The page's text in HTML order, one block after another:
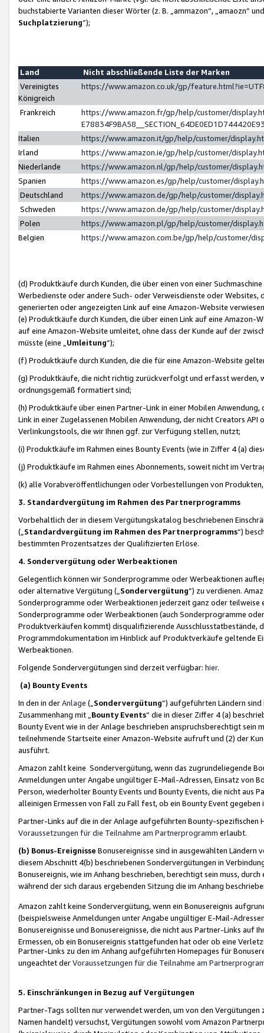
buchstabierte Varianten dieser Wörter (z. B. „ammazon“, „amaozn“
Suchplatzierung”);
Land
Nicht abschließende Liste der Marken
Vereinigtes
Königreich
https://www.amazon.co.uk/gp/
Frankreich
https://www.amazon.fr/gp/help/customer/
Italien
https://www.amazon.it/gp/help/customer/
Irland
https://www.amazon.ie/gp/help/customer/
Niederlande
https://www.amazon.nl/gp/help/customer/
Spanien
https://www.amazon.es/gp/help/customer/
Deutschland
https://www.amazon.de/gp/help/customer/
Schweden
https://www.amazon.de/gp/help/customer/
Polen
https://www.amazon.pl/gp/help/customer/
Belgien
https://www.amazon.com.be/gp/help/customer/
(d) Produktkäufe durch Kunden, die über einen von einer
Werbedienste oder andere Such- oder Verweisdienste oder Websites,
generierten oder angezeigten Link auf eine Amazon-Website
(e) Produktkäufe durch Kunden, die über einen Link auf eine
auf eine Amazon-Website umleitet, ohne dass der Kunde auf der
müsste (eine „ Umleitung“);
(f) Produktkäufe durch Kunden, die die für eine Amazon-Website
(g) Produktkäufe, die nicht richtig zurückverfolgt und erfasst werden,
ordnungsgemäß formatiert sind;
(h) Produktkäufe über einen Partner-Link in einer Mobilen
Link in einer Zugelassenen Mobilen Anwendung, der nicht Creators
Verlinkungstools, die wir Ihnen ggf. zur Verfügung stellen, nutzt;
(i) Produktkäufe im Rahmen eines Bounty Events (wie in Ziffer 4 (a)
(j) Produktkäufe im Rahmen eines Abonnements, soweit nicht im
(k) alle Vorabveröffentlichungen oder Vorbestellungen von
3. Standardvergütung im Rahmen des Partnerprogramms
Vorbehaltlich der in diesem Vergütungskatalog beschriebenen
(„ Standardvergütung im Rahmen des Partnerprogramms“)
bestimmten Prozentsatzes der Qualifizierten Erlöse.
4. Sondervergütung oder Werbeaktionen
Gelegentlich können wir Sonderprogramme oder Werbeaktionen
oder alternative Vergütung („ Sondervergütung”) zu verdienen.
Sonderprogramme oder Werbeaktionen jederzeit ganz oder
Sonderprogramme oder Werbeaktionen (auch Sonderprogramme
Produktverkäufen kommt) disqualifizierende Ausschlusstatbestände,
Programmdokumentation im Hinblick auf Produktverkäufe geltende
Werbeaktionen.
Folgende Sondervergütungen sind derzeit verfügbar: hier.
(a) Bounty Events
In den in derAnlage („ Sondervergütung“) aufgeführten Ländern
Zusammenhang mit „ Bounty Events“ die in dieser Ziffer 4 (a)
Bounty Event wie in der Anlage beschrieben anspruchsberechtigt sein
teilnehmende Startseite einer Amazon-Website aufruft und (2) der
ausführt.
Amazon zahlt keine Sondervergütung, wenn das zugrundeliegende
Anmeldungen unter Angabe ungültiger E-Mail-Adressen, Einsatz von
Person, wiederholter Bounty Events und Bounty Events, die nicht
alleinigen Ermessen von Fall zu Fall fest, ob ein Bounty Event
Partner-Links auf die in der Anlage aufgeführten Bounty-spezifischen
Voraussetzungen für die Teilnahme am Partnerprogramm erlaubt.
(b) Bonus-Ereignisse Bonusereignisse sind in ausgewählten Ländern
diesem Abschnitt 4(b) beschriebenen Sondervergütungen in
Bonusereignis, wie im Anhang beschrieben, berechtigt sein muss,
während der sich daraus ergebenden Sitzung die im Anhang
Amazon zahlt keine Sondervergütung, wenn ein Bonusereignis
(beispielsweise Anmeldungen unter Angabe ungültiger E-Mail-
Bonusereignisse und Bonusereignisse, die nicht aus Partner-Links auf
Ermessen, ob ein Bonusereignis stattgefunden hat oder ob eine
Partner-Links zu den im Anhang aufgeführten Homepages für
ungeachtet derVoraussetzungen für die Teilnahme am
5. Einschränkungen in Bezug auf Vergütungen
Partner-Tags sollten nur verwendet werden, um von den
Namen handelt) versuchst, Vergütungen sowohl vom Amazon